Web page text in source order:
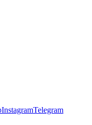
InstagramTelegram